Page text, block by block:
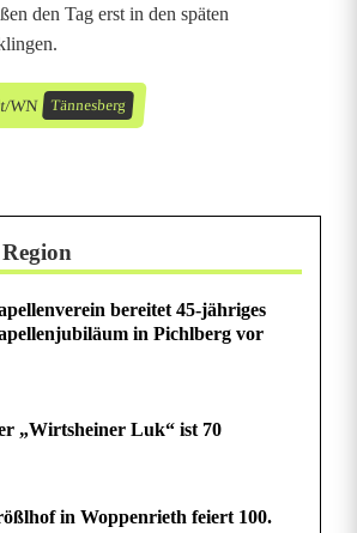
den Tag erst in den späten
WN Tännesberg
bereitet 45-jähriges
in Pichlberg vor
„Wirtsheiner Luk“ ist 70
in Woppenrieth feiert 100.